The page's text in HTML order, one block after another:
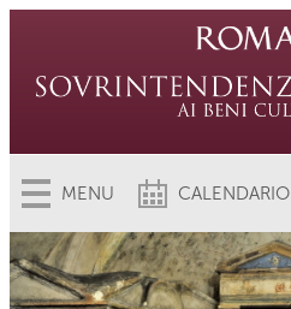
MENU CALENDARIO